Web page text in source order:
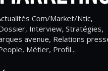
Com/Market/Ntic,
Interview, Stratégies,
avenue, Relations
Métier, Profil...